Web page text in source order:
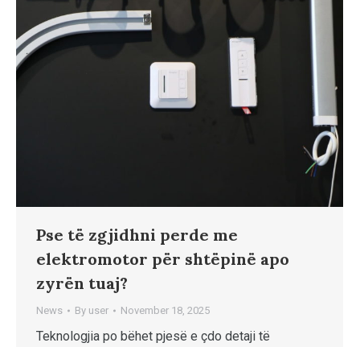
Pse të zgjidhni perde me
elektromotor për shtëpinë apo
zyrën tuaj?
News By user November 18, 2025
Teknologjia po bëhet pjesë e çdo detaji të